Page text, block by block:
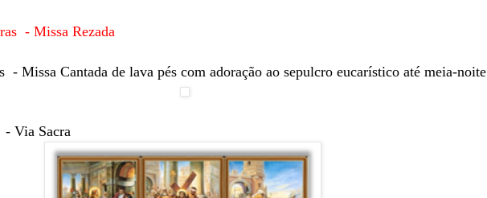
- Missa Rezada
Missa Cantada de lava pés com adoração ao sepulcro eucarístico até meia-noite
Via Sacra